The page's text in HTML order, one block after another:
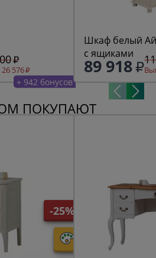
576
+ 942 бонусов
Шкаф белый
с ящиками
89 918
ПОКУПАЮТ
-25%